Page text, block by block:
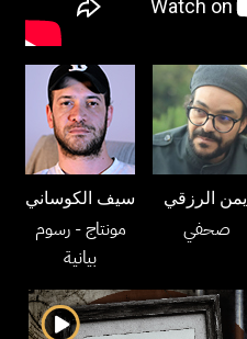
سيف الكوساني
مونتاج- رسوم
بيانية
أيمن الرزقي
صحفي